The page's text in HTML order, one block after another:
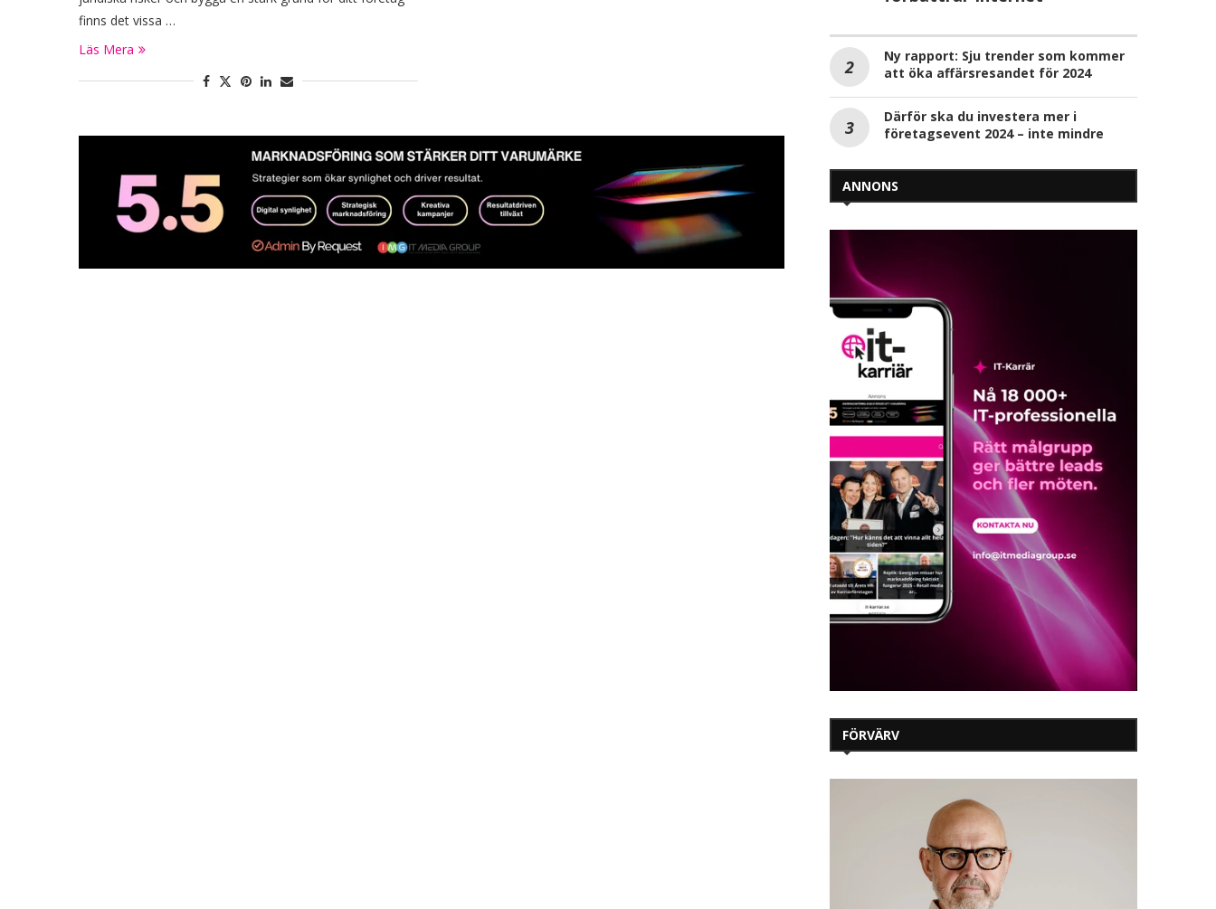
finns det vissa …
Läs Mera
Ny rapport: Sju trender som kommer
att öka affärsresandet för 2024
Därför ska du investera mer i
företagsevent 2024 – inte mindre
ANNONS
FÖRVÄRV